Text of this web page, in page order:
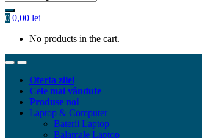
0 0,00 lei
No products in the cart.
Oferta zilei
Cele mai vândute
Produse noi
Laptop & Computer
Baterii Laptop
Balamale Laptop